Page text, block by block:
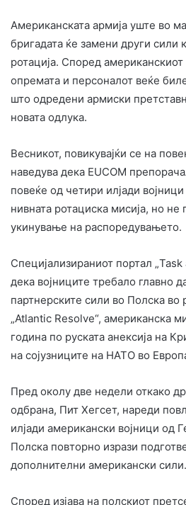
Американската армија уште во
бригадата ќе замени други сили
ротација. Според
опремата и персоналот веќе
што одредени армиски
новата одлука.
Весникот, повикувајќи се на
наведува дека EUCOM
повеќе од четири илјади
нивната ротациска мисија, но не
укинување на распоредувањето.
Специјализираниот портал
дека војниците требало главно
партнерските сили во Полска во
„Atlantic Resolve“, американска
година по руската анексија на
на сојузниците на НАТО во
Пред околу две недели откако
одбрана, Пит Хегсет, нареди
илјади американски војници од
Полска повторно изрази
дополнителни американски сили.
Според изјава на полскиот